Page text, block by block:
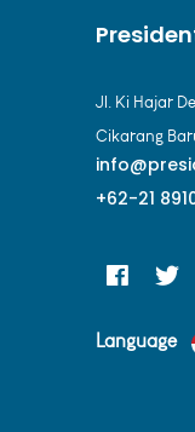
Jl. Ki Hajar
Cikarang
+62-21
Language